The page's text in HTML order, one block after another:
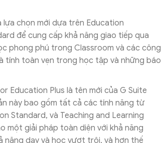
lựa chọn mới dựa trên Education
để cung cấp khả năng giao tiếp qua
phong phú trong Classroom và các công
tính toàn vẹn trong học tập và những báo
Education Plus là tên mới của G Suite
này bao gồm tất cả các tính năng từ
Standard, và Teaching and Learning
một giải pháp toàn diện với khả năng
năng dạy và học vượt trội, và hơn thế